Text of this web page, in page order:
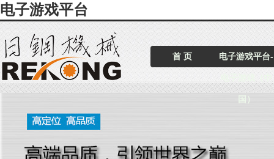
电子游戏平台
首 页 电子游戏平台-
国）